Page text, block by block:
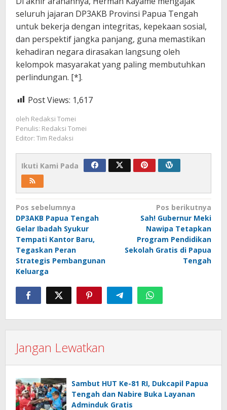
seluruh jajaran DP3AKB Provinsi Papua Tengah
untuk bekerja dengan integritas, kepekaan sosial,
dan perspektif jangka panjang, guna memastikan
kehadiran negara dirasakan langsung oleh
kelompok masyarakat yang paling membutuhkan
perlindungan. [*].
Post Views: 1,617
oleh Redaksi Tomei
Penulis: Redaksi Tomei
Editor: Tim Redaksi
Ikuti Kami Pada
Navigasi
pos
Pos sebelumnya
DP3AKB Papua Tengah
Gelar Ibadah Syukur
Tempati Kantor Baru,
Tegaskan Peran
Strategis Pembangunan
Keluarga
Pos berikutnya
Sah! Gubernur Meki
Nawipa Tetapkan
Program Pendidikan
Sekolah Gratis di Papua
Tengah
Jangan Lewatkan
Sambut HUT Ke-81 RI, Dukcapil Papua
Tengah dan Nabire Buka Layanan
Adminduk Gratis